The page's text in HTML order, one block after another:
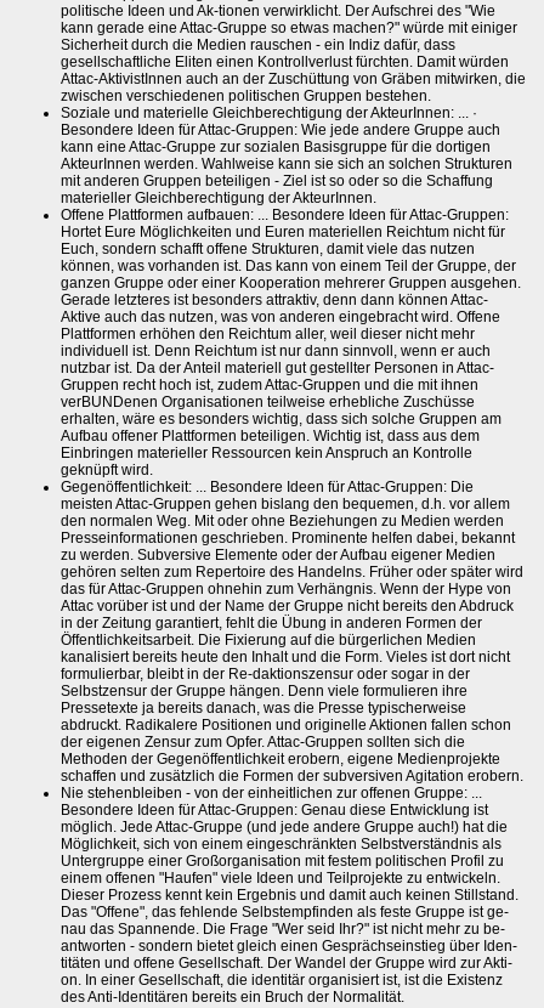
politische Ideen und Ak-tionen verwirklicht. Der Aufschrei des "Wie
kann gerade eine Attac-Gruppe so etwas machen?" würde mit einiger
Sicherheit durch die Medien rauschen - ein Indiz dafür, dass
gesellschaftliche Eliten einen Kontrollverlust fürchten. Damit würden
Attac-AktivistInnen auch an der Zuschüttung von Gräben mitwirken, die
zwischen verschiedenen politischen Gruppen bestehen.
Soziale und materielle Gleichberechtigung der AkteurInnen: ... ·
Besondere Ideen für Attac-Gruppen: Wie jede andere Gruppe auch
kann eine Attac-Gruppe zur sozialen Basisgruppe für die dortigen
AkteurInnen werden. Wahlweise kann sie sich an solchen Strukturen
mit anderen Gruppen beteiligen - Ziel ist so oder so die Schaffung
materieller Gleichberechtigung der AkteurInnen.
Offene Plattformen aufbauen: ... Besondere Ideen für Attac-Gruppen:
Hortet Eure Möglichkeiten und Euren materiellen Reichtum nicht für
Euch, sondern schafft offene Strukturen, damit viele das nutzen
können, was vorhanden ist. Das kann von einem Teil der Gruppe, der
ganzen Gruppe oder einer Kooperation mehrerer Gruppen ausgehen.
Gerade letzteres ist besonders attraktiv, denn dann können Attac-
Aktive auch das nutzen, was von anderen eingebracht wird. Offene
Plattformen erhöhen den Reichtum aller, weil dieser nicht mehr
individuell ist. Denn Reichtum ist nur dann sinnvoll, wenn er auch
nutzbar ist. Da der Anteil materiell gut gestellter Personen in Attac-
Gruppen recht hoch ist, zudem Attac-Gruppen und die mit ihnen
verBUNDenen Organisationen teilweise erhebliche Zuschüsse
erhalten, wäre es besonders wichtig, dass sich solche Gruppen am
Aufbau offener Plattformen beteiligen. Wichtig ist, dass aus dem
Einbringen materieller Ressourcen kein Anspruch an Kontrolle
geknüpft wird.
Gegenöffentlichkeit: ... Besondere Ideen für Attac-Gruppen: Die
meisten Attac-Gruppen gehen bislang den bequemen, d.h. vor allem
den normalen Weg. Mit oder ohne Beziehungen zu Medien werden
Presseinformationen geschrieben. Prominente helfen dabei, bekannt
zu werden. Subversive Elemente oder der Aufbau eigener Medien
gehören selten zum Repertoire des Handelns. Früher oder später wird
das für Attac-Gruppen ohnehin zum Verhängnis. Wenn der Hype von
Attac vorüber ist und der Name der Gruppe nicht bereits den Abdruck
in der Zeitung garantiert, fehlt die Übung in anderen Formen der
Öffentlichkeitsarbeit. Die Fixierung auf die bürgerlichen Medien
kanalisiert bereits heute den Inhalt und die Form. Vieles ist dort nicht
formulierbar, bleibt in der Re-daktionszensur oder sogar in der
Selbstzensur der Gruppe hängen. Denn viele formulieren ihre
Pressetexte ja bereits danach, was die Presse typischerweise
abdruckt. Radikalere Positionen und originelle Aktionen fallen schon
der eigenen Zensur zum Opfer. Attac-Gruppen sollten sich die
Methoden der Gegenöffentlichkeit erobern, eigene Medienprojekte
schaffen und zusätzlich die Formen der subversiven Agitation erobern.
Nie stehenbleiben - von der einheitlichen zur offenen Gruppe: ...
Besondere Ideen für Attac-Gruppen: Genau diese Entwicklung ist
möglich. Jede Attac-Gruppe (und jede andere Gruppe auch!) hat die
Möglichkeit, sich von einem eingeschränkten Selbstverständnis als
Untergruppe einer Großorganisation mit festem politischen Profil zu
einem offenen "Haufen" viele Ideen und Teilprojekte zu entwickeln.
Dieser Prozess kennt kein Ergebnis und damit auch keinen Stillstand.
Das "Offene", das fehlende Selbstempfinden als feste Gruppe ist ge-
nau das Spannende. Die Frage "Wer seid Ihr?" ist nicht mehr zu be-
antworten - sondern bietet gleich einen Gesprächseinstieg über Iden-
titäten und offene Gesellschaft. Der Wandel der Gruppe wird zur Akti-
on. In einer Gesellschaft, die identitär organisiert ist, ist die Existenz
des Anti-Identitären bereits ein Bruch der Normalität.